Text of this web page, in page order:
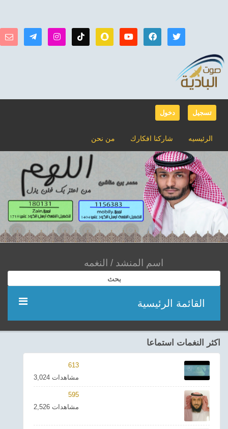
دخول تسجيل
من نحن شاركنا افكارك الرئيسيه
بحث
القائمة الرئيسية
مؤديين
شعر
اناشيد
ادعية
اكثر النغمات استماعا
613
3,024 مشاهدات
595
2,526 مشاهدات